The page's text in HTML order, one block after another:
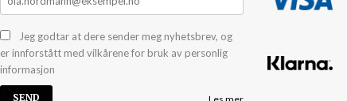
Jeg godtar at dere sender meg nyhetsbrev, og
er innforstått med vilkårene for bruk av personlig
informasjon